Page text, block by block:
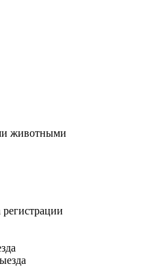
животными
регистрации